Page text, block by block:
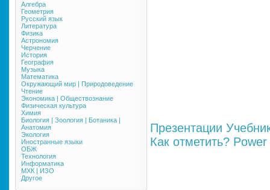
Алгебра
Геометрия
Русский язык
Литература
Физика
Астрономия
Черчение
История
География
Музыка
Математика
Окружающий мир | Природоведение
Чтение
Экономика | Обществознание
Физическая культура
Химия
Биология | Зоология | Ботаника |
Анатомия
Экология
Иностранные языки
ОБЖ
Технология
Информатика
МХК | ИЗО
Другое
Презентации
Как отметить?